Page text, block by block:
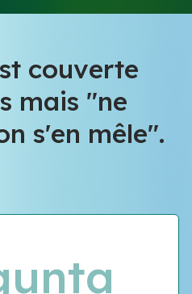
couverte
mais "ne
s'en mêle".